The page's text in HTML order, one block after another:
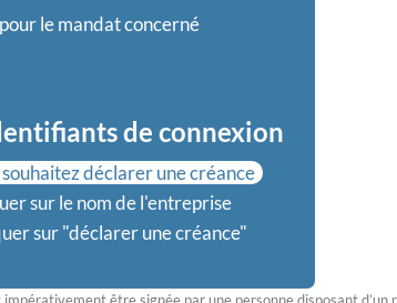
le mandat concerné
de connexion
déclarer une créance
sur le nom de l'entreprise
sur "déclarer une créance"